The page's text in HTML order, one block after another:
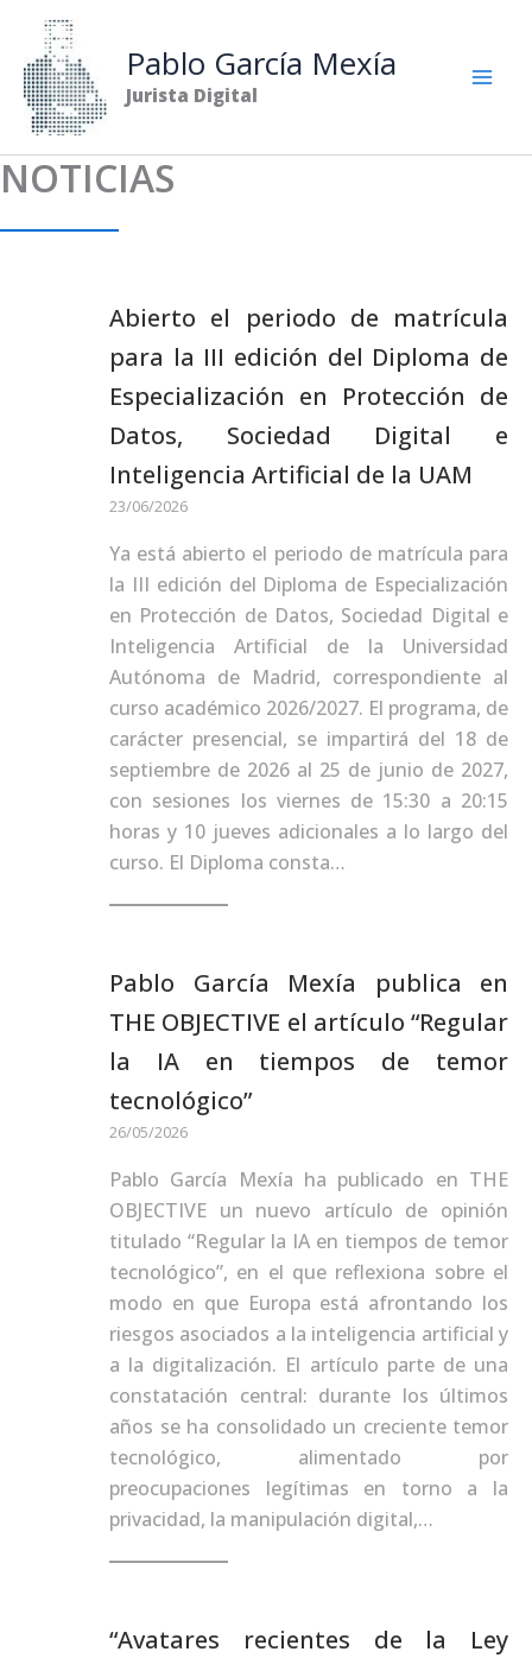
contenido
Pablo García Mexía
Jurista Digital
NOTICIAS
Abierto el periodo de matrícula
para la III edición del Diploma de
Especialización en Protección de
Datos, Sociedad Digital e
Inteligencia Artificial de la UAM
23/06/2026
Ya está abierto el periodo de matrícula para
la III edición del Diploma de Especialización
en Protección de Datos, Sociedad Digital e
Inteligencia Artificial de la Universidad
Autónoma de Madrid, correspondiente al
curso académico 2026/2027. El programa, de
carácter presencial, se impartirá del 18 de
septiembre de 2026 al 25 de junio de 2027,
con sesiones los viernes de 15:30 a 20:15
horas y 10 jueves adicionales a lo largo del
curso. El Diploma consta…
Pablo García Mexía publica en
THE OBJECTIVE el artículo “Regular
la IA en tiempos de temor
tecnológico”
26/05/2026
Pablo García Mexía ha publicado en THE
OBJECTIVE un nuevo artículo de opinión
titulado “Regular la IA en tiempos de temor
tecnológico”, en el que reflexiona sobre el
modo en que Europa está afrontando los
riesgos asociados a la inteligencia artificial y
a la digitalización. El artículo parte de una
constatación central: durante los últimos
años se ha consolidado un creciente temor
tecnológico, alimentado por
preocupaciones legítimas en torno a la
privacidad, la manipulación digital,…
“Avatares recientes de la Ley